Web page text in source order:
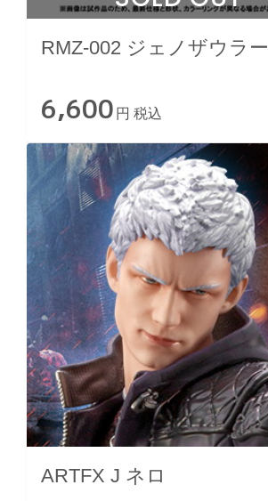
RMZ-002 ジェノザウラー
6,600 円 税込
ARTFX J ネロ